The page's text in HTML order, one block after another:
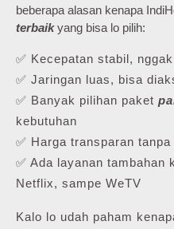
beberapa alasan kenapa
terbaikyang bisa lo pilih:
✅ Kecepatan stabil,
✅ Jaringan luas, bisa
✅ Banyak pilihan paket
kebutuhan
✅ Harga transparan
✅ Ada layanan tambahan
Netflix, sampe WeTV
Kalo lo udah paham